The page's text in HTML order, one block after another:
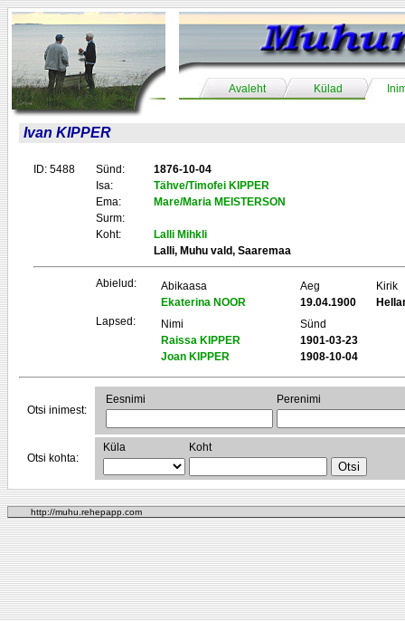
Avaleht Külad
Ivan KIPPER
ID: 5488 Sünd:
1876-10-04
Isa:
Tähve/Timofei KIPPER
Ema:
Mare/Maria MEISTERSON
Surm:
Koht:
Lalli Mihkli
Lalli, Muhu vald, Saaremaa
Abielud: Abikaasa Aeg
Kirik
Ekaterina NOOR
19.04.1900
Lapsed:
Nimi
Sünd
Raissa KIPPER
1901-03-23
Joan KIPPER
1908-10-04
Otsi inimest:
Eesnimi Perenimi
Otsi kohta:
Küla Koht
http://muhu.rehepapp.com